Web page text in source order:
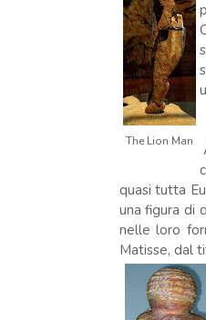
The Lion Man
quasi tutta
una figura di
nelle loro
Matisse, dal